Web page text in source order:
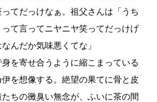
てだっけなぁ。祖父さんは「うち
て言ってニヤニヤ笑ってだっけげ
んだか気味悪くてな」
を寄せ合うように縮こまっている
を想像する。絶望の果てに骨と皮
ちの黴臭い無念が、ふいに茶の間